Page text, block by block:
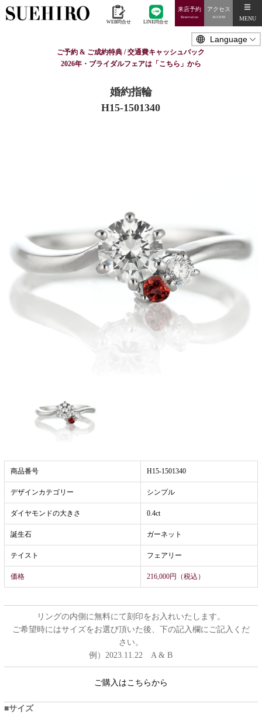
WEB問合せ LINE問合せ
来店予約
Reservation
アクセス
ACCESS MENU
ご予約 & ご成約特典 / 交通費キャッシュバック
2026年・ブライダルフェアは「こちら」から
婚約指輪
H15-1501340
商品番号 H15-1501340
デザインカテゴリー シンプル
ダイヤモンドの大きさ 0.4ct
誕生石 ガーネット
テイスト フェアリー
価格 216,000円（税込）
リングの内側に無料にて刻印をお入れいたします。
ご希望時にはサイズをお選び頂いた後、下の記入欄にご記入くだ
さい。
例）2023.11.22 A & B
ご購入はこちらから
サイズ